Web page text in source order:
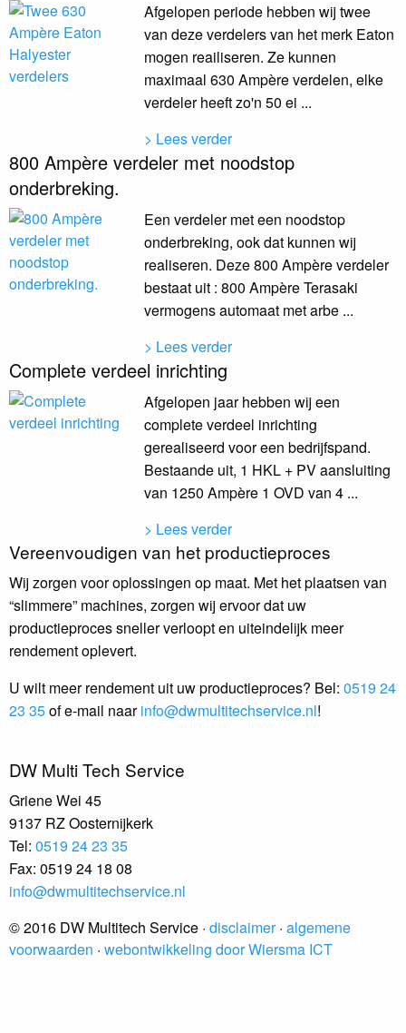
Afgelopen periode hebben wij twee
van deze verdelers van het merk Eaton
mogen reailiseren. Ze kunnen
maximaal 630 Ampère verdelen, elke
verdeler heeft zo'n 50 ei ...
> Lees verder
800 Ampère verdeler met noodstop
onderbreking.
Een verdeler met een noodstop
onderbreking, ook dat kunnen wij
realiseren. Deze 800 Ampère verdeler
bestaat uit : 800 Ampère Terasaki
vermogens automaat met arbe ...
> Lees verder
Complete verdeel inrichting
Afgelopen jaar hebben wij een
complete verdeel inrichting
gerealiseerd voor een bedrijfspand.
Bestaande uit, 1 HKL + PV aansluiting
van 1250 Ampère 1 OVD van 4 ...
> Lees verder
Vereenvoudigen van het productieproces
Wij zorgen voor oplossingen op maat. Met het plaatsen van
“slimmere” machines, zorgen wij ervoor dat uw
productieproces sneller verloopt en uiteindelijk meer
rendement oplevert.
U wilt meer rendement uit uw productieproces? Bel: 0519 24
23 35of e-mail naarinfo@dwmultitechservice.nl!
DW Multi Tech Service
Griene Wei 45
9137 RZ Oosternijkerk​
Tel: 0519 24 23 35
Fax: 0519 24 18 08
info@dwmultitechservice.nl
© 2016 DW Multitech Service · disclaimer· algemene
voorwaarden · webontwikkeling door Wiersma ICT